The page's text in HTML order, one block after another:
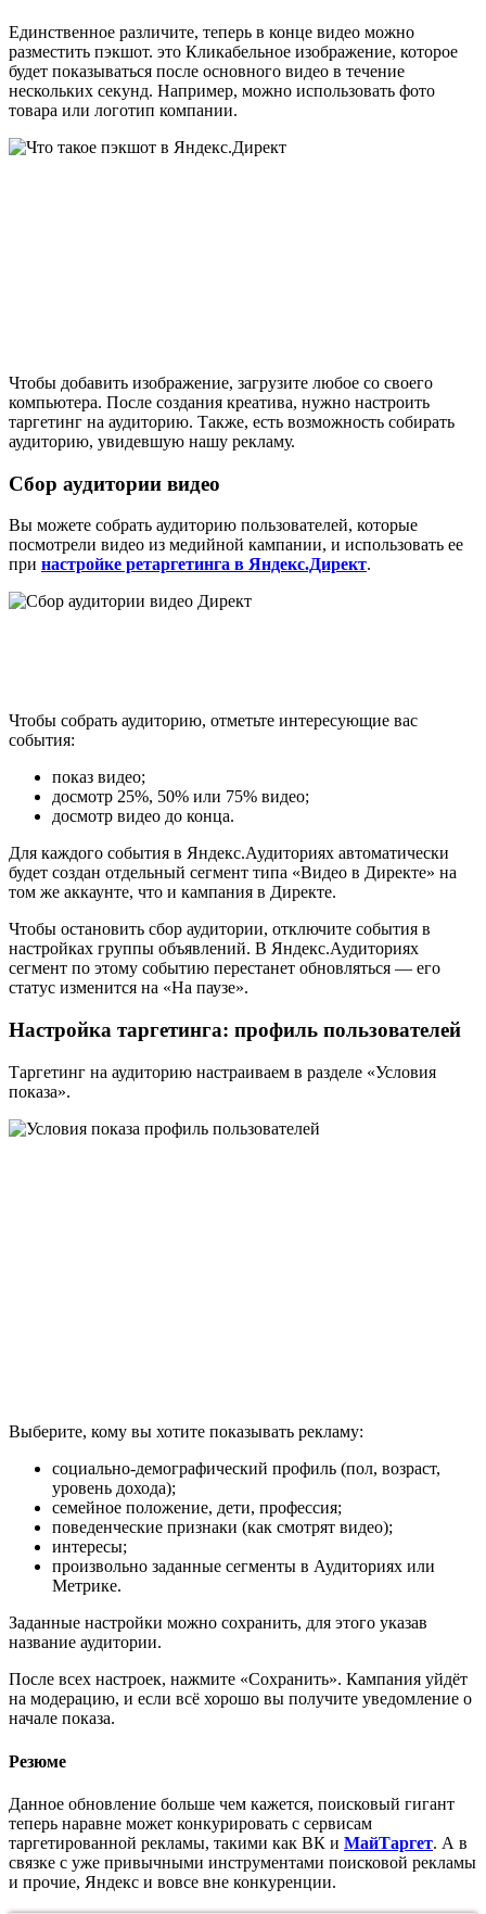
Единственное различите, теперь в конце видео можно
разместить пэкшот. это Кликабельное изображение, которое
будет показываться после основного видео в течение
нескольких секунд. Например, можно использовать фото
товара или логотип компании.
Чтобы добавить изображение, загрузите любое со своего
компьютера. После создания креатива, нужно настроить
таргетинг на аудиторию. Также, есть возможность собирать
аудиторию, увидевшую нашу рекламу.
Сбор аудитории видео
Вы можете собрать аудиторию пользователей, которые
посмотрели видео из медийной кампании, и использовать ее
при настройке ретаргетинга в Яндекс.Директ.
Чтобы собрать аудиторию, отметьте интересующие вас
события:
показ видео;
досмотр 25%, 50% или 75% видео;
досмотр видео до конца.
Для каждого события в Яндекс.Аудиториях автоматически
будет создан отдельный сегмент типа «Видео в Директе» на
том же аккаунте, что и кампания в Директе.
Чтобы остановить сбор аудитории, отключите события в
настройках группы объявлений. В Яндекс.Аудиториях
сегмент по этому событию перестанет обновляться — его
статус изменится на «На паузе».
Настройка таргетинга: профиль пользователей
Таргетинг на аудиторию настраиваем в разделе «Условия
показа».
Выберите, кому вы хотите показывать рекламу:
социально-демографический профиль (пол, возраст,
уровень дохода);
семейное положение, дети, профессия;
поведенческие признаки (как смотрят видео);
интересы;
произвольно заданные сегменты в Аудиториях или
Метрике.
Заданные настройки можно сохранить, для этого указав
название аудитории.
После всех настроек, нажмите «Сохранить». Кампания уйдёт
на модерацию, и если всё хорошо вы получите уведомление о
начале показа.
Резюме
Данное обновление больше чем кажется, поисковый гигант
теперь наравне может конкурировать с сервисам
таргетированной рекламы, такими как ВК и МайТаргет. А в
связке с уже привычными инструментами поисковой рекламы
и прочие, Яндекс и вовсе вне конкуренции.